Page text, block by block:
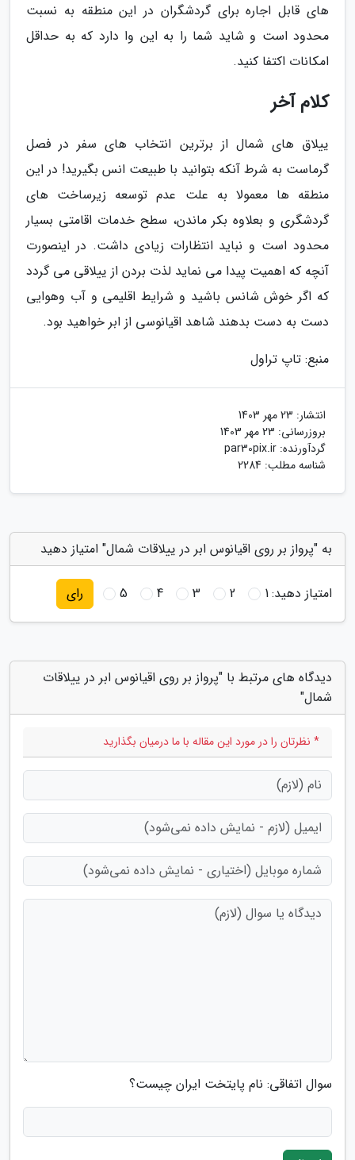
های قابل اجاره برای گردشگران در این منطقه به نسبت
محدود است و شاید شما را به این وا دارد که به حداقل
امکانات اکتفا کنید.
کلام آخر
ییلاق های شمال از برترین انتخاب های سفر در فصل
گرماست به شرط آنکه بتوانید با طبیعت انس بگیرید! در این
منطقه ها معمولا به علت عدم توسعه زیرساخت های
گردشگری و بعلاوه بکر ماندن، سطح خدمات اقامتی بسیار
محدود است و نباید انتظارات زیادی داشت. در اینصورت
آنچه که اهمیت پیدا می نماید لذت بردن از ییلاقی می گردد
که اگر خوش شانس باشید و شرایط اقلیمی و آب وهوایی
دست به دست بدهند شاهد اقیانوسی از ابر خواهید بود.
منبع: تاپ تراول
انتشار: 23 مهر 1403
بروزرسانی: 23 مهر 1403
گردآورنده: par30pix.ir
شناسه مطلب: 2284
به "پرواز بر روی اقیانوس ابر در ییلاقات شمال" امتیاز دهید
امتیاز دهید:1
2
3
4
5 رای
دیدگاه های مرتبط با "پرواز بر روی اقیانوس ابر در ییلاقات
شمال"
* نظرتان را در مورد این مقاله با ما درمیان بگذارید
سوال اتفاقی: نام پایتخت ایران چیست؟